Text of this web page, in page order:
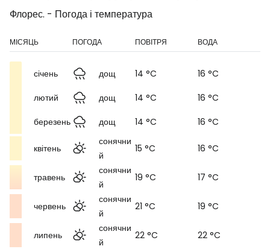
Флорес. - Погода і температура
МІСЯЦЬ ПОГОДА ПОВІТРЯ ВОДА
січень дощ 14 °C
16 °C
лютий
дощ 14 °C
16 °C
березень
дощ 14 °C 16 °C
квітень
сонячни
й
15 °C 16 °C
травень
сонячни
й
19 °C 17 °C
червень
сонячни
й
21 °C 19 °C
липень
сонячни
й
22 °C 22 °C